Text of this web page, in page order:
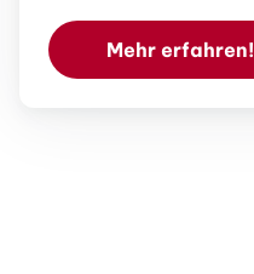
Mehr erfahren!